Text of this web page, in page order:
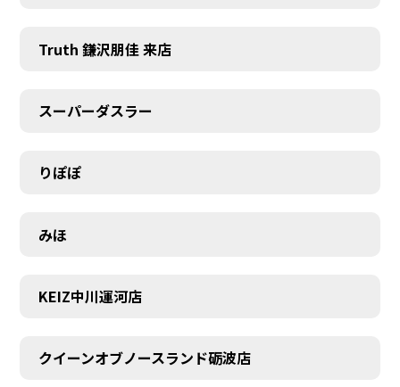
Truth 鎌沢朋佳 来店
スーパーダスラー
りぽぽ
みほ
KEIZ中川運河店
クイーンオブノースランド砺波店